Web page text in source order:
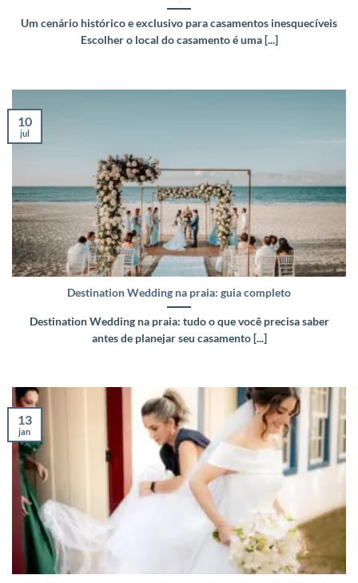
Um cenário histórico e exclusivo para casamentos inesquecíveis
Escolher o local do casamento é uma [...]
Destination Wedding na praia: guia completo
Destination Wedding na praia: tudo o que você precisa saber
antes de planejar seu casamento [...]
10
jul
13
jan